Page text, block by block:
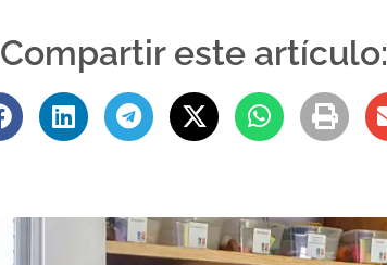
Compartir este artículo: